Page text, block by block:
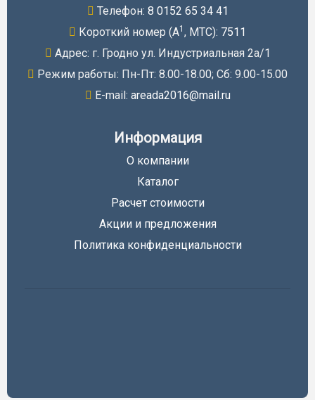
Телефон: 8 0152 65 34 41
Короткий номер (A1 , МТС): 7511
Адрес: г. Гродно ул. Индустриальная 2а/1
Режим работы: Пн-Пт: 8.00-18.00; Cб: 9.00-15.00
E-mail: areada2016@mail.ru
Информация
О компании
Каталог
Расчет стоимости
Акции и предложения
Политика конфиденциальности